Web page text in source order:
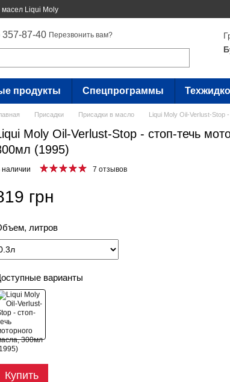
масел Liqui Moly
357-87-40 Перезвонить вам?
продукты Спецпрограммы
Присадки Присадки в масло Liqui Moly Oil-Verlust-Stop
Moly Oil-Verlust-Stop - стоп-течь
(1995)
наличии 7 отзывов
грн
литров
варианты
Купить